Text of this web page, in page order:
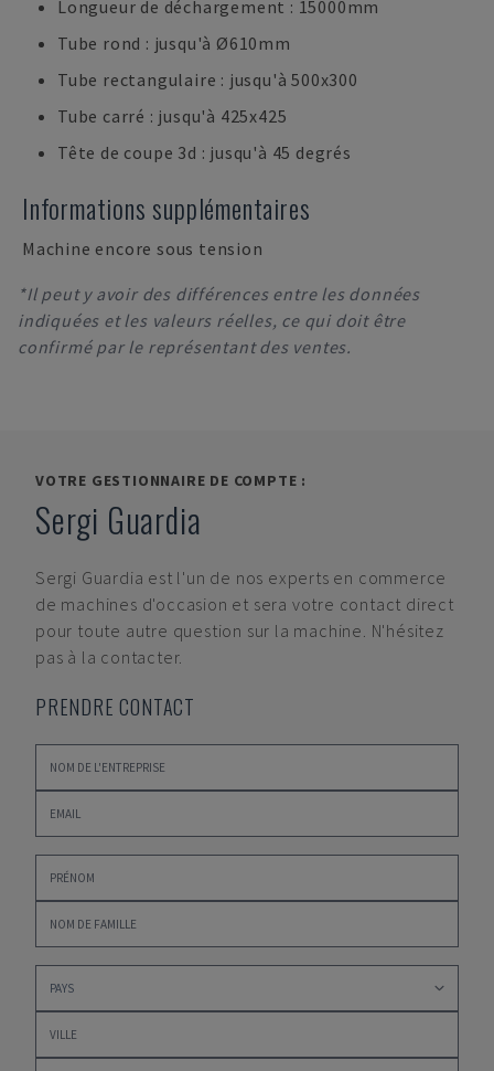
Longueur de déchargement : 15000mm
Tube rond : jusqu'à Ø610mm
Tube rectangulaire : jusqu'à 500x300
Tube carré : jusqu'à 425x425
Tête de coupe 3d : jusqu'à 45 degrés
Informations supplémentaires
Machine encore sous tension
*Il peut y avoir des différences entre les données
indiquées et les valeurs réelles, ce qui doit être
confirmé par le représentant des ventes.
VOTRE GESTIONNAIRE DE COMPTE :
Sergi Guardia
Sergi Guardia est l'un de nos experts en commerce
de machines d'occasion et sera votre contact direct
pour toute autre question sur la machine. N'hésitez
pas à la contacter.
PRENDRE CONTACT